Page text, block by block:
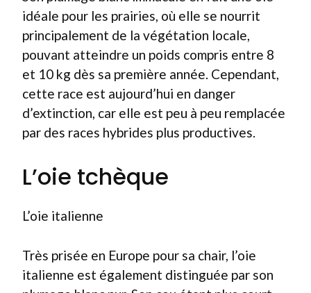
idéale pour les prairies, où elle se nourrit
principalement de la végétation locale,
pouvant atteindre un poids compris entre 8
et 10 kg dès sa première année. Cependant,
cette race est aujourd’hui en danger
d’extinction, car elle est peu à peu remplacée
par des races hybrides plus productives.
L’oie tchèque
L’oie italienne
Très prisée en Europe pour sa chair, l’oie
italienne est également distinguée par son